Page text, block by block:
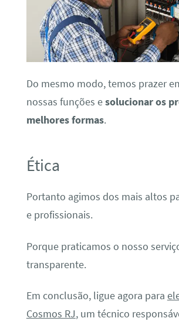
Do mesmo modo, temos prazer
nossas funções esolucionar os
melhores formas.
Ética
Portanto agimos dos mais altos
e profissionais.
Porque praticamos o nosso
transparente.
Em conclusão, ligue agora para
Cosmos RJ, um técnico